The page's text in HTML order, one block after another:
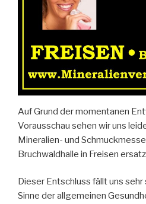
Auf Grund der momentanen
Vorausschau sehen wir uns
Mineralien- und
Bruchwaldhalle in Freisen
Dieser Entschluss fällt uns sehr
Sinne der allgemeinen